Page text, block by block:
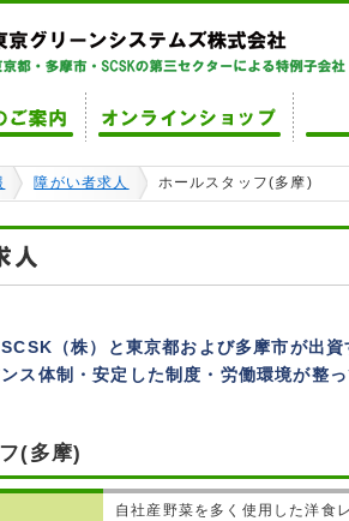
障がい者求人 ホールスタッフ(多摩)
（株）と東京都および多摩市が出
ス体制・安定した制度・労働環境が整
(多摩)
自社産野菜を多く使用した洋食